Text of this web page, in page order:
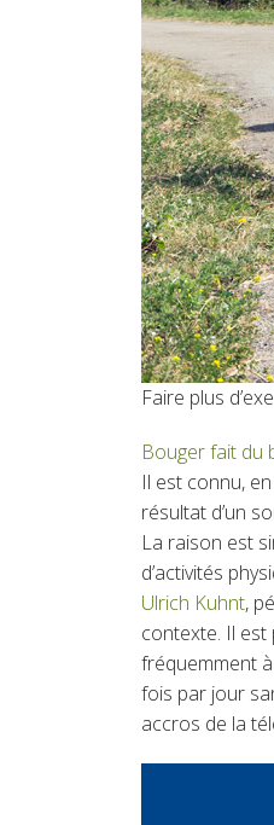
Faire plus
Bouger fait du
Il est connu,
résultat d’un
La raison est
d’activités
Ulrich Kuhnt,
contexte. Il est
fréquemment
fois par jour
accros de la